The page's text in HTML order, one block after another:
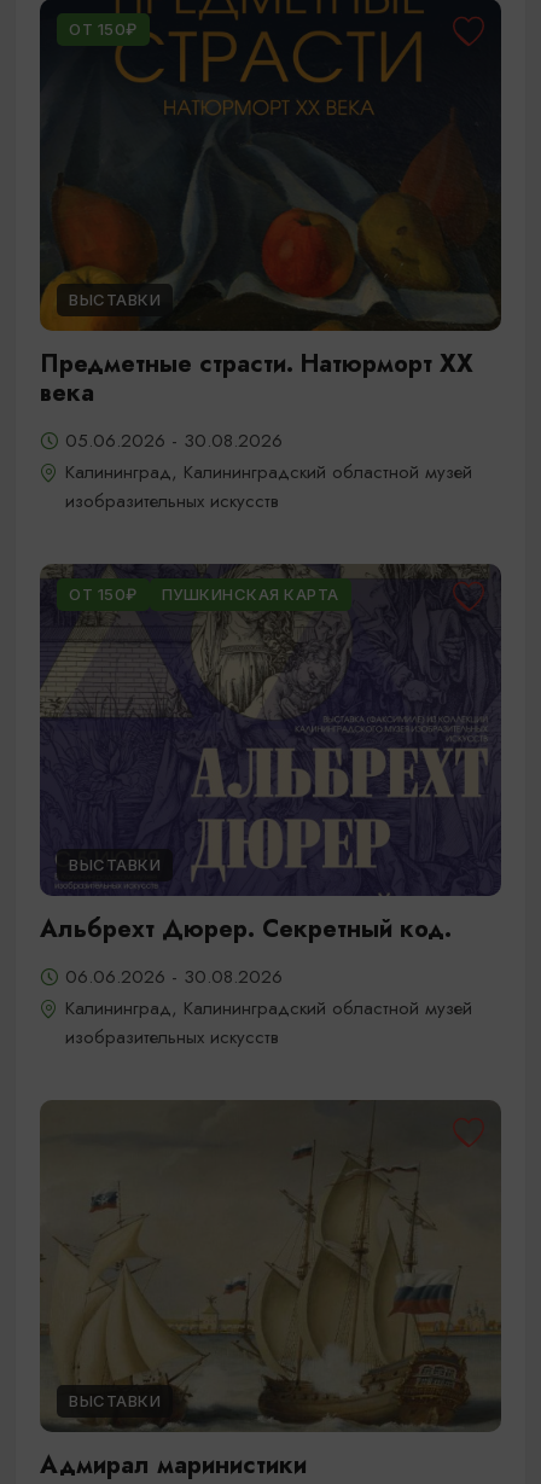
ОТ 150₽
ВЫСТАВКИ
Предметные страсти. Натюрморт XX
века
05.06.2026 - 30.08.2026
Калининград, Калининградский областной музей
изобразительных искусств
ОТ 150₽ ПУШКИНСКАЯ КАРТА
ВЫСТАВКИ
Альбрехт Дюрер. Секретный код.
06.06.2026 - 30.08.2026
Калининград, Калининградский областной музей
изобразительных искусств
ВЫСТАВКИ
Адмирал маринистики